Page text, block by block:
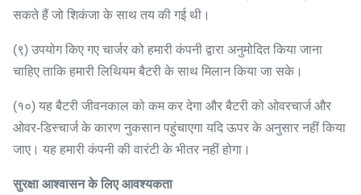
सकते हैं जो शिकंजा के साथ तय की गई थी।
(९) उपयोग किए गए चार्जर को हमारी कंपनी द्वारा अनुमोदित किया जाना
चाहिए ताकि हमारी लिथियम बैटरी के साथ मिलान किया जा सके।
(१०) यह बैटरी जीवनकाल को कम कर देगा और बैटरी को ओवरचार्ज और
ओवर-डिस्चार्ज के कारण नुकसान पहुंचाएगा यदि ऊपर के अनुसार नहीं किया
जाए। यह हमारी कंपनी की वारंटी के भीतर नहीं होगा।
सुरक्षा आश्वासन के लिए आवश्यकता